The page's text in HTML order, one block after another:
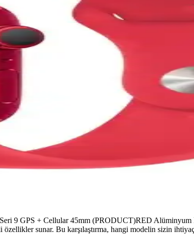
9 GPS + Cellular 45mm (PRODUCT)RED Alüminyum
sunar. Bu karşılaştırma, hangi modelin sizin